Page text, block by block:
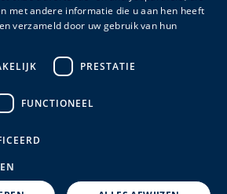
FRENCH
met andere informatie die u aan hen heeft
verzameld door uw gebruik van hun
PRESTATIE
FUNCTIONEEL